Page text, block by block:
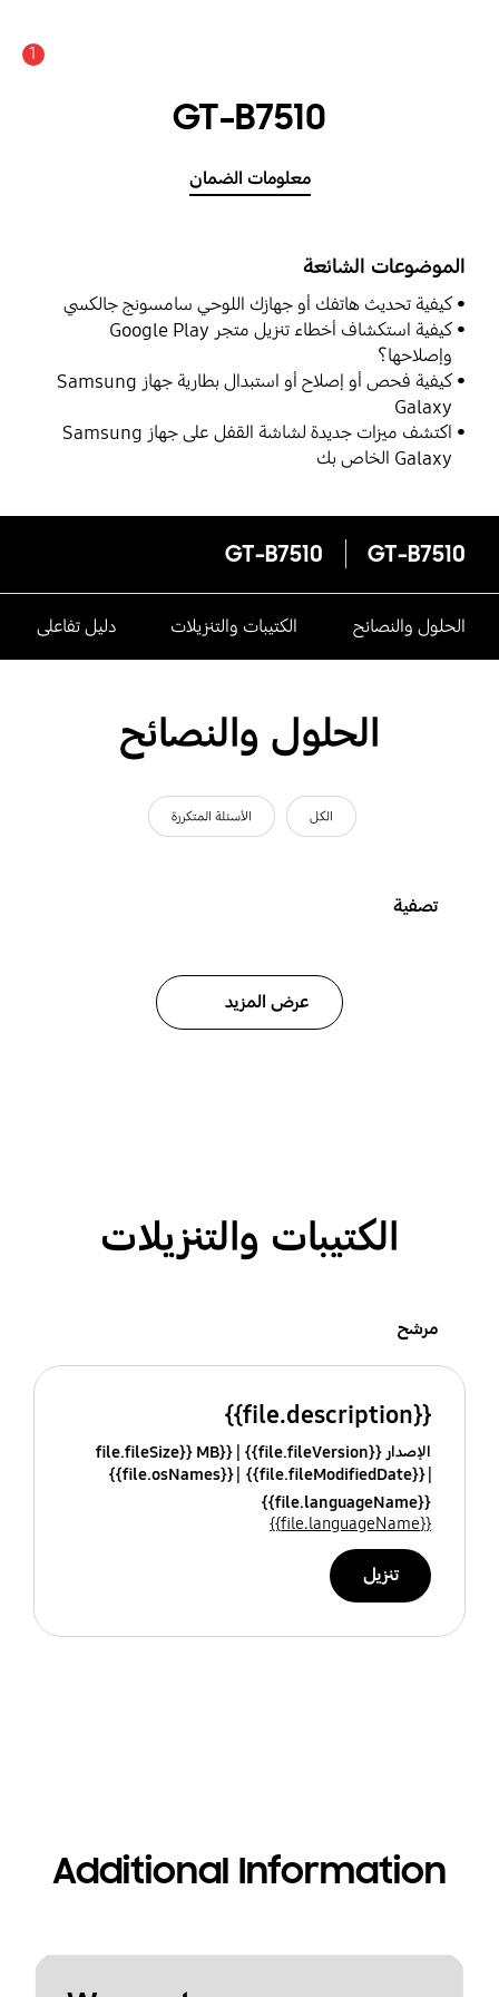
1
GT-B7510
معلومات الضمان
الموضوعات الشائعة
كيفية تحديث هاتفك أو جهازك اللوحي سامسونج جالكسي
كيفية استكشاف أخطاء تنزيل متجر Google Play
وإصلاحها؟
كيفية فحص أو إصلاح أو استبدال بطارية جهاز Samsung
Galaxy
اكتشف ميزات جديدة لشاشة القفل على جهاز Samsung
Galaxy الخاص بك
GT-B7510
GT-B7510
الحلول والنصائح الكتيبات والتنزيلات دليل تفاعلى
الحلول والنصائح
الكل الأسئلة المتكررة
تصفية
عرض المزيد
الكتيبات والتنزيلات
مرشح
{{file.description}}
الإصدار {{file.fileVersion}}
{{file.fileSize}} MB
{{file.fileModifiedDate}}
{{file.osNames}}
{{file.languageName}}
{{file.languageName}}
تنزيل
Additional Information